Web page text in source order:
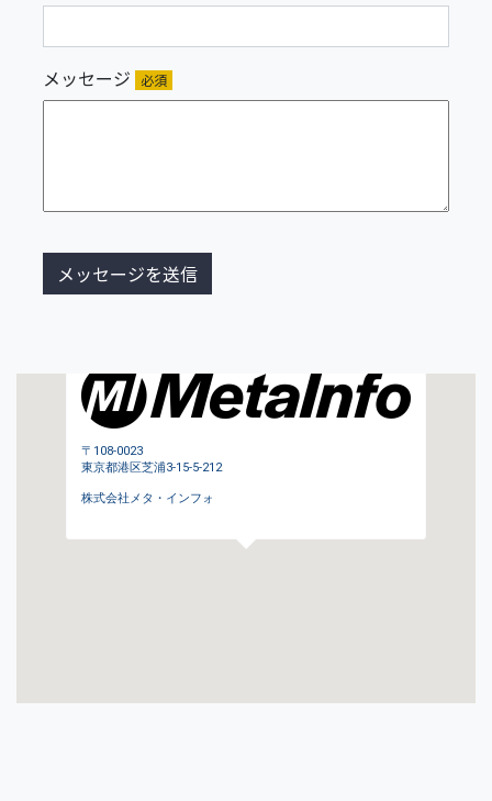
メッセージ 必須
〒 108-0023
東京都港区芝浦3-15-5-212
株式会社メタ・インフォ